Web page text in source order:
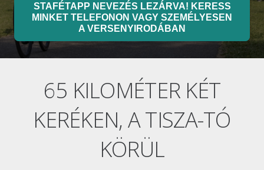
STAFÉTAPP NEVEZÉS LEZÁRVA! KERESS
MINKET TELEFONON VAGY SZEMÉLYESEN
A VERSENYIRODÁBAN
65 KILOMÉTER KÉT
KERÉKEN, A TISZA-TÓ
KÖRÜL